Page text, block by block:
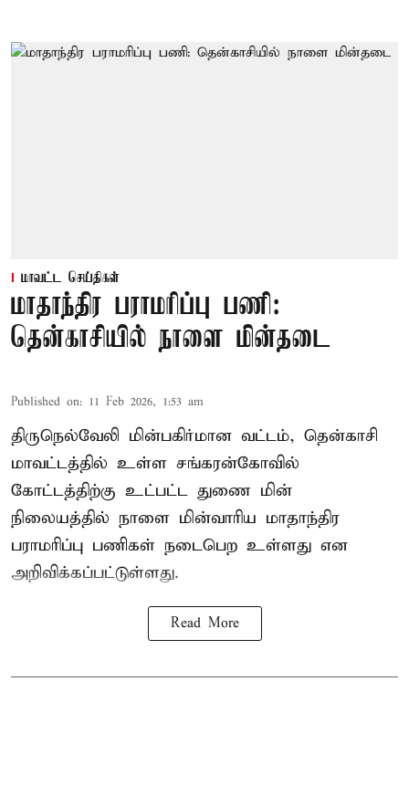
மாவட்ட செய்திகள்
மாதாந்திர பராமரிப்பு பணி:
தென்காசியில் நாளை மின்தடை
Published on: 11 Feb 2026, 1:53 am
திருநெல்வேலி மின்பகிர்மான வட்டம், தென்காசி
மாவட்டத்தில் உள்ள சங்கரன்கோவில்
கோட்டத்திற்கு உட்பட்ட துணை மின்
நிலையத்தில் நாளை மின்வாரிய மாதாந்திர
பராமரிப்பு பணிகள் நடைபெற உள்ளது என
அறிவிக்கப்பட்டுள்ளது.
Read More